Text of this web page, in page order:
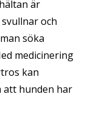
är
och
söka
medicinering
kan
att hunden har